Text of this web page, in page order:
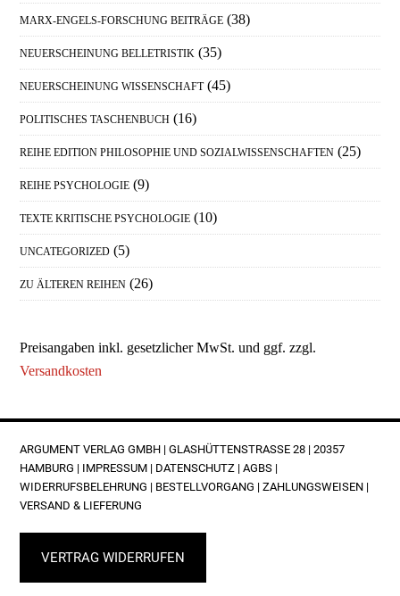
MARX-ENGELS-FORSCHUNG BEITRÄGE (38)
NEUERSCHEINUNG BELLETRISTIK (35)
NEUERSCHEINUNG WISSENSCHAFT (45)
POLITISCHES TASCHENBUCH (16)
REIHE EDITION PHILOSOPHIE UND SOZIALWISSENSCHAFTEN (25)
REIHE PSYCHOLOGIE (9)
TEXTE KRITISCHE PSYCHOLOGIE (10)
UNCATEGORIZED (5)
ZU ÄLTEREN REIHEN (26)
Preisangaben inkl. gesetzlicher MwSt. und ggf. zzgl.
Versandkosten
FOOTER
ARGUMENT VERLAG GMBH | GLASHÜTTENSTRASSE 28 | 20357 H
AMBURG | IMPRESSUM | DATENSCHUTZ |AGBS |
WIDERRUFSBELEHRUNG | BESTELLVORGANG |ZAHLUNGSWEISEN |
VERSAND & LIEFERUNG
VERTRAG WIDERRUFEN